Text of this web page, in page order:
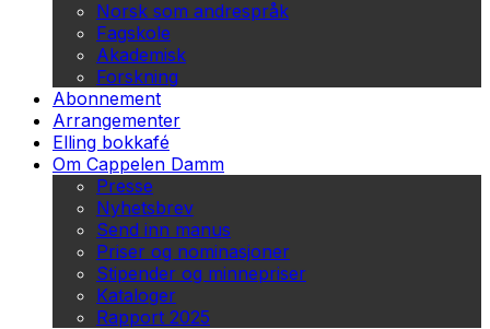
Norsk som andrespråk
Fagskole
Akademisk
Forskning
Abonnement
Arrangementer
Elling bokkafé
Om Cappelen Damm
Presse
Nyhetsbrev
Send inn manus
Priser og nominasjoner
Stipender og minnepriser
Kataloger
Rapport 2025